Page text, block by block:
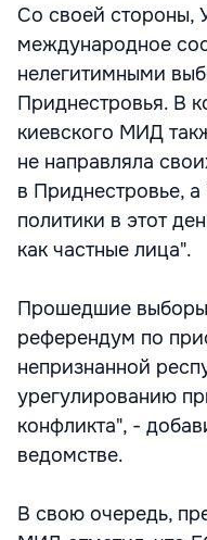
Со своей стороны,
международное
нелегитимными
Приднестровья. В
киевского МИД
не направляла
в Приднестровье,
политики в этот
как частные лица".
Прошедшие
референдум по
непризнанной
урегулированию
конфликта", -
ведомстве.
В свою очередь,